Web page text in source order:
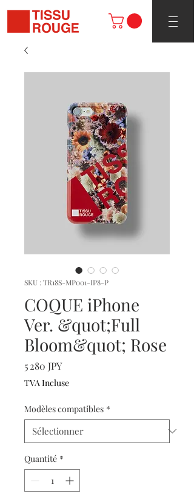
SKU : TR18S-MP001-IP8-P
COQUE iPhone
Ver. &quot;Full
Bloom&quot; Rose
5 280 JPYPrix
TVA Incluse
Modèles compatibles *
Quantité *